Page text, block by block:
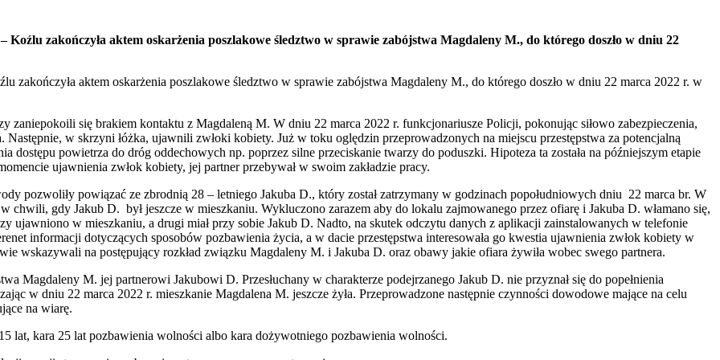
zakończyła aktem oskarżenia poszlakowe śledztwo w sprawie zabójstwa Magdaleny M., do którego doszło w dniu 22
zakończyła aktem oskarżenia poszlakowe śledztwo w sprawie zabójstwa Magdaleny M., do którego doszło w dniu 22 marca 2022 r. w
zaniepokoili się brakiem kontaktu z Magdaleną M. W dniu 22 marca 2022 r. funkcjonariusze Policji, pokonując siłowo zabezpieczenia,
w skrzyni łóżka, ujawnili zwłoki kobiety. Już w toku oględzin przeprowadzonych na miejscu przestępstwa za potencjalną
dostępu powietrza do dróg oddechowych np. poprzez silne przeciskanie twarzy do poduszki. Hipoteza ta została na późniejszym etapie
ujawnienia zwłok kobiety, jej partner przebywał w swoim zakładzie pracy.
pozwoliły powiązać ze zbrodnią 28 – letniego Jakuba D., który został zatrzymany w godzinach popołudniowych dniu 22 marca br. W
chwili, gdy Jakub D. był jeszcze w mieszkaniu. Wykluczono zarazem aby do lokalu zajmowanego przez ofiarę i Jakuba D. włamano się,
ujawniono w mieszkaniu, a drugi miał przy sobie Jakub D. Nadto, na skutek odczytu danych z aplikacji zainstalowanych w telefonie
informacji dotyczących sposobów pozbawienia życia, a w dacie przestępstwa interesowała go kwestia ujawnienia zwłok kobiety w
wskazywali na postępujący rozkład związku Magdaleny M. i Jakuba D. oraz obawy jakie ofiara żywiła wobec swego partnera.
Magdaleny M. jej partnerowi Jakubowi D. Przesłuchany w charakterze podejrzanego Jakub D. nie przyznał się do popełnienia
w dniu 22 marca 2022 r. mieszkanie Magdalena M. jeszcze żyła. Przeprowadzone następnie czynności dowodowe mające na celu
na wiarę.
lat, kara 25 lat pozbawienia wolności albo kara dożywotniego pozbawienia wolności.